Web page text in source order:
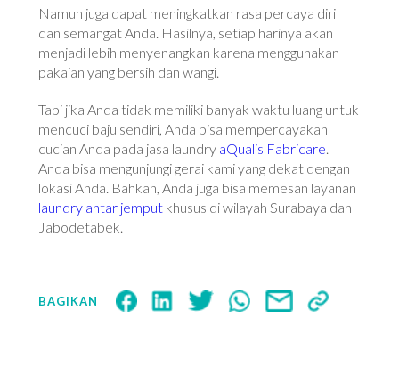
Namun juga dapat meningkatkan rasa percaya diri
dan semangat Anda. Hasilnya, setiap harinya akan
menjadi lebih menyenangkan karena menggunakan
pakaian yang bersih dan wangi.
Tapi jika Anda tidak memiliki banyak waktu luang untuk
mencuci baju sendiri, Anda bisa mempercayakan
cucian Anda pada jasa laundry aQualis Fabricare
Anda bisa mengunjungi gerai kami yang dekat dengan
lokasi Anda. Bahkan, Anda juga bisa memesan layanan
laundry antar jemput khusus di wilayah Surabaya dan
Jabodetabek.
BAGIKAN